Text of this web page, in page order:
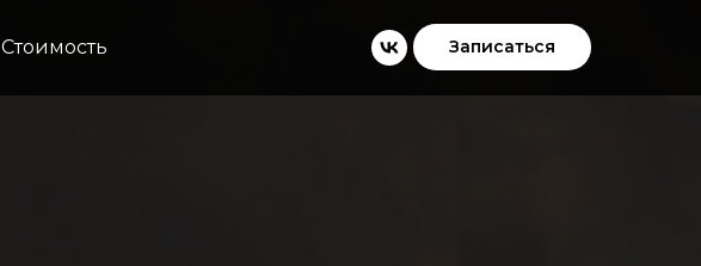
Стоимость Записаться